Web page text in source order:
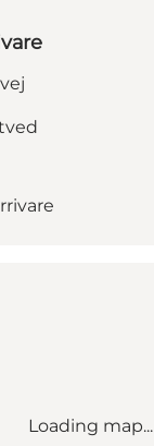
Loading map...